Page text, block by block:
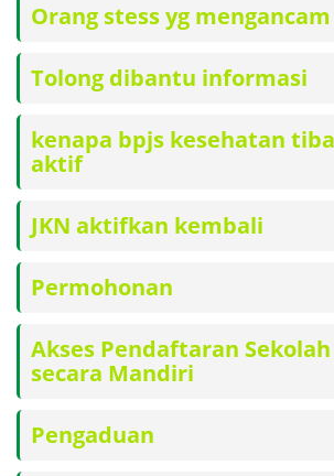
Orang stess yg mengancam
Tolong dibantu informasi
kenapa bpjs kesehatan
aktif
JKN aktifkan kembali
Permohonan
Akses Pendaftaran
secara Mandiri
Pengaduan